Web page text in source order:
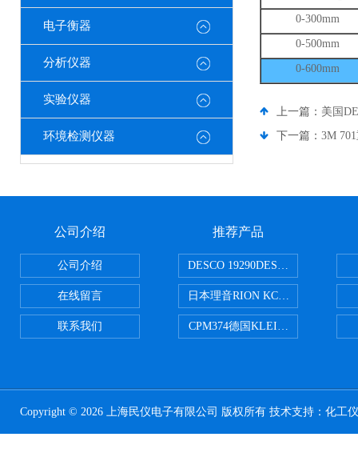
电子衡器
分析仪器
实验仪器
环境检测仪器
0-300mm
0-500mm
0-600mm
上一篇： 美国
下一篇： 3M
公司介绍
公司介绍
在线留言
联系我们
推荐产品
DESCO 19290DESCO 19290重锤
日本理音RION KC-51/KC-52便携
CPM374德国KLEINWAECHTER
Copyright © 2026 上海民仪电子有限公司 版权所有 技术支持： 化工